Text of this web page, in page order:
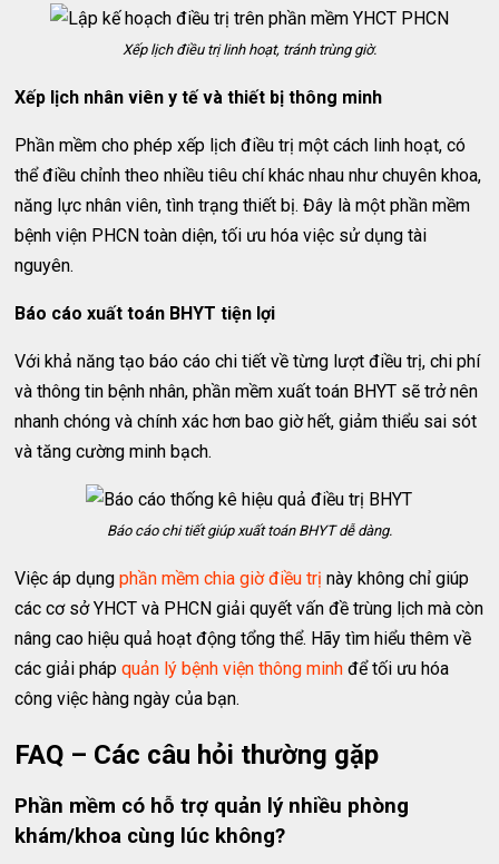
Xếp lịch điều trị linh hoạt, tránh trùng giờ.
Xếp lịch nhân viên y tế và thiết bị thông minh
Phần mềm cho phép xếp lịch điều trị một cách linh hoạt, có
thể điều chỉnh theo nhiều tiêu chí khác nhau như chuyên khoa,
năng lực nhân viên, tình trạng thiết bị. Đây là một phần mềm
bệnh viện PHCN toàn diện, tối ưu hóa việc sử dụng tài
nguyên.
Báo cáo xuất toán BHYT tiện lợi
Với khả năng tạo báo cáo chi tiết về từng lượt điều trị, chi phí
và thông tin bệnh nhân, phần mềm xuất toán BHYT sẽ trở nên
nhanh chóng và chính xác hơn bao giờ hết, giảm thiểu sai sót
và tăng cường minh bạch.
Báo cáo chi tiết giúp xuất toán BHYT dễ dàng.
Việc áp dụngphần mềm chia giờ điều trị này không chỉ giúp
các cơ sở YHCT và PHCN giải quyết vấn đề trùng lịch mà còn
nâng cao hiệu quả hoạt động tổng thể. Hãy tìm hiểu thêm về
các giải phápquản lý bệnh viện thông minh để tối ưu hóa
công việc hàng ngày của bạn.
FAQ – Các câu hỏi thường gặp
Phần mềm có hỗ trợ quản lý nhiều phòng
khám/khoa cùng lúc không?